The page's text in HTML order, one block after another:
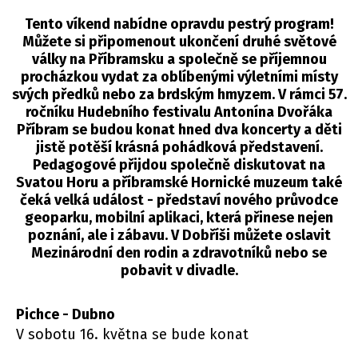
Tento víkend nabídne opravdu pestrý program!
Můžete si připomenout ukončení druhé světové
války na Příbramsku a společně se příjemnou
procházkou vydat za oblíbenými výletními místy
svých předků nebo za brdským hmyzem. V rámci 57.
ročníku Hudebního festivalu Antonína Dvořáka
Příbram se budou konat hned dva koncerty a děti
jistě potěší krásná pohádková představení.
Pedagogové přijdou společně diskutovat na
Svatou Horu a příbramské Hornické muzeum také
čeká velká událost - představí nového průvodce
geoparku, mobilní aplikaci, která přinese nejen
poznání, ale i zábavu. V Dobříši můžete oslavit
Mezinárodní den rodin a zdravotníků nebo se
pobavit v divadle.
Pichce - Dubno
V sobotu 16. května se bude konat